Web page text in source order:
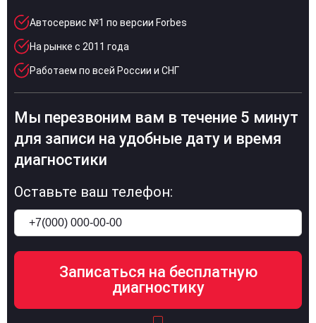
Автосервис №1 по версии Forbes
На рынке с 2011 года
Работаем по всей России и СНГ
Мы перезвоним вам в течение 5 минут
для записи на удобные дату и время
диагностики
Оставьте ваш телефон: